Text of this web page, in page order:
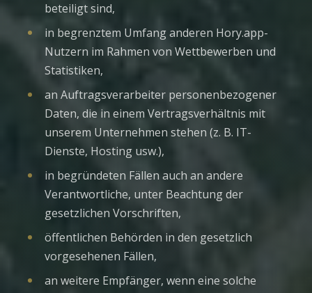
beteiligt sind,
in begrenztem Umfang anderen Hory.app-
Nutzern im Rahmen von Wettbewerben und
Statistiken,
an Auftragsverarbeiter personenbezogener
Daten, die in einem Vertragsverhältnis mit
unserem Unternehmen stehen (z. B. IT-
Dienste, Hosting usw.),
in begründeten Fällen auch an andere
Verantwortliche, unter Beachtung der
gesetzlichen Vorschriften,
öffentlichen Behörden in den gesetzlich
vorgesehenen Fällen,
an weitere Empfänger, wenn eine solche